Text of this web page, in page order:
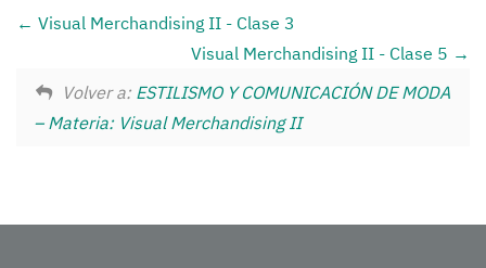
Visual Merchandising II - Clase 3
Visual Merchandising II - Clase 5
Volver a: ESTILISMO Y COMUNICACIÓN DE MODA
– Materia: Visual Merchandising II